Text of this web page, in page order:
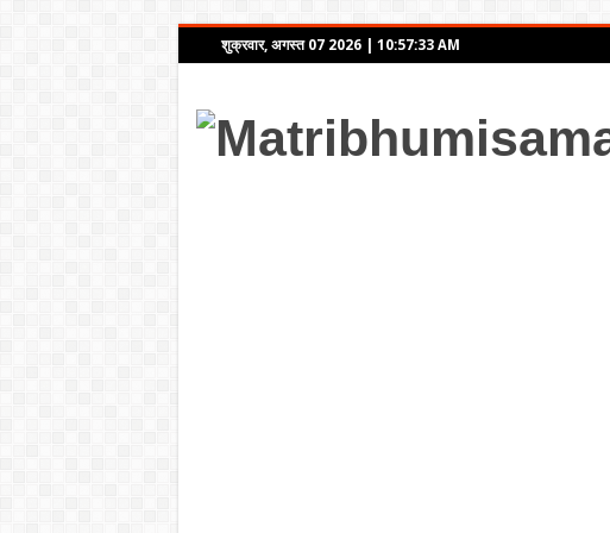
शुक्रवार, अगस्त 07 2026 10:57:33 AM